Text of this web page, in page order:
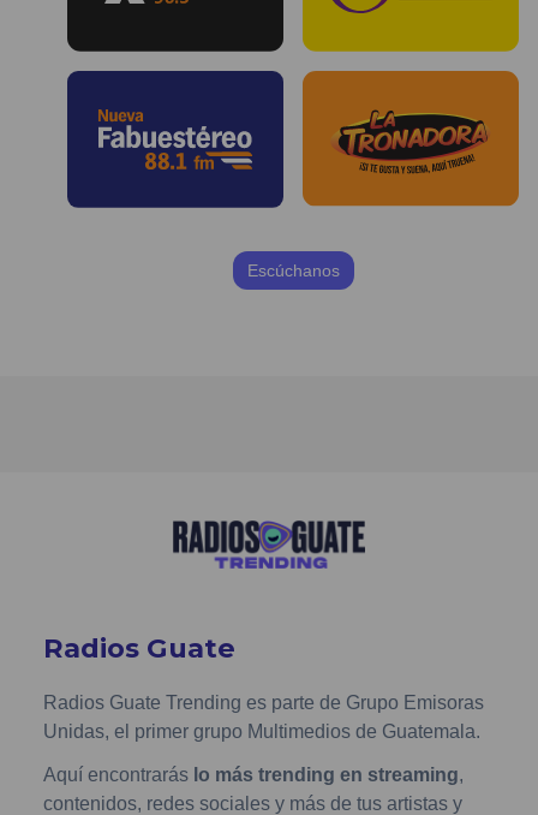
Escúchanos
Radios Guate
Radios Guate Trending es parte de Grupo Emisoras
Unidas, el primer grupo Multimedios de Guatemala.
Aquí encontrarás lo más trending en streaming,
contenidos, redes sociales y más de tus artistas y